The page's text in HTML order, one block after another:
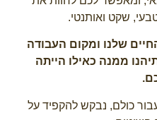
שקט ואותנטי.
שלנו ומקום העבודה
ממנה כאילו הייתה
כולם, נבקש להקפיד על